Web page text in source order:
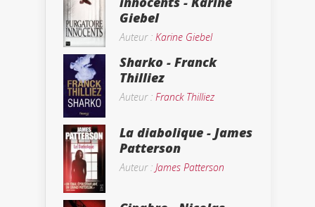
Giebel
Auteur : Karine Giebel
Sharko - Franck
Thilliez
Auteur : Franck Thilliez
La diabolique - James
Patterson
Auteur : James Patterson